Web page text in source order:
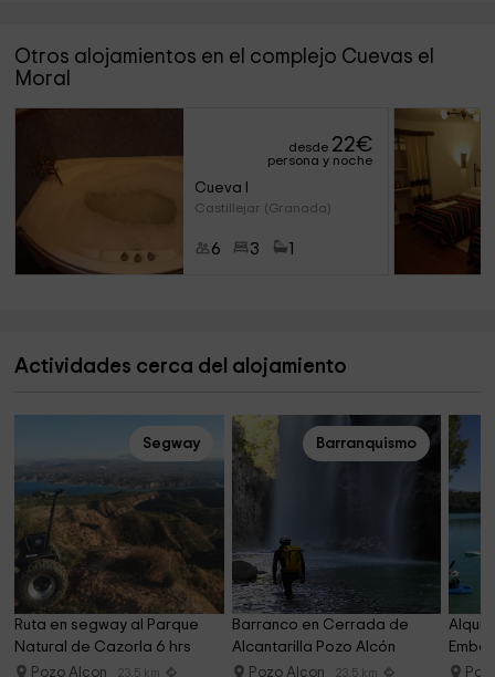
Otros alojamientos en el complejo Cuevas el
Moral
desde 22€
persona y noche
Cueva I
Castillejar (Granada)
6 3
Actividades cerca del alojamiento
Segway
Ruta en segway al Parque
Natural de Cazorla 6 hrs
Pozo Alcon 23.5 km
Barranquismo
Barranco en Cerrada de
Alcantarilla Pozo Alcón
Pozo Alcon 23.5 km